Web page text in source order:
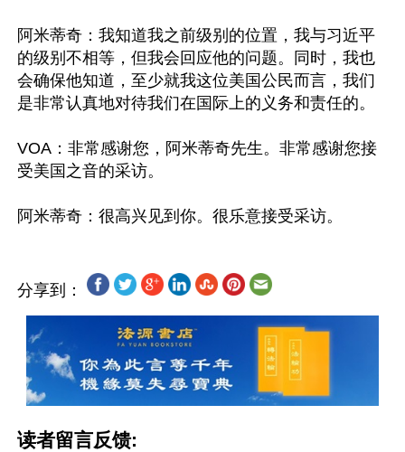
阿米蒂奇：我知道我之前级别的位置，我与习近平
的级别不相等，但我会回应他的问题。同时，我也
会确保他知道，至少就我这位美国公民而言，我们
是非常认真地对待我们在国际上的义务和责任的。
VOA：非常感谢您，阿米蒂奇先生。非常感谢您接
受美国之音的采访。
分享到：
读者留言反馈: